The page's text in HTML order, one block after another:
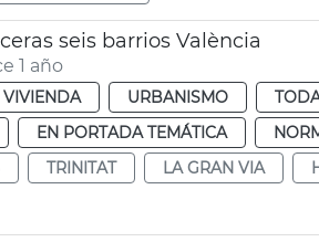
seis barrios València
1 año
URBANISMO
EN PORTADA TEMÁTICA
TRINITAT LA GRAN VIA